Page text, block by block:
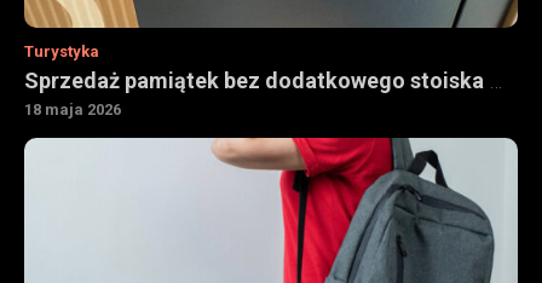
Turystyka
18 maja 2026